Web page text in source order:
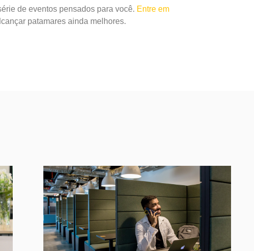
de eventos pensados para você. Entre em
patamares ainda melhores.